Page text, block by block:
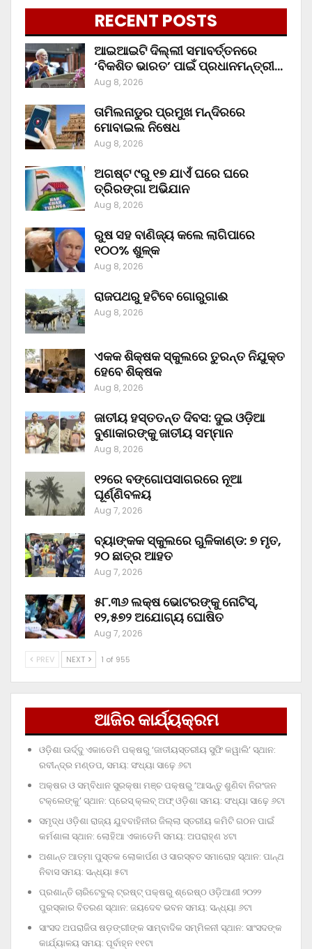
RECENT POSTS
ଆଇଆଇଟି ଦିଲ୍ଲୀ ସମାବର୍ତ୍ତନରେ
‘ବିକଶିତ ଭାରତ’ ପାଇଁ ପ୍ରଧାନମନ୍ତ୍ରୀ…
Aug 8, 2026
ତାମିଲନାଡୁର ପ୍ରମୁଖ ମନ୍ଦିରରେ
ମୋବାଇଲ ନିଷେଧ
Aug 8, 2026
ଅଗଷ୍ଟ ୯ରୁ ୧୭ ଯାଏଁ ଘରେ ଘରେ
ତ୍ରିରଙ୍ଗା ଅଭିଯାନ
Aug 8, 2026
ରୁଷ ସହ ବାଣିଜ୍ୟ କଲେ ଲାଗିପାରେ
୧୦୦% ଶୁଳ୍କ
Aug 8, 2026
ରାଜପଥରୁ ହଟିବେ ଗୋରୁଗାଈ
Aug 8, 2026
ଏକକ ଶିକ୍ଷକ ସ୍କୁଲରେ ତୁରନ୍ତ ନିଯୁକ୍ତ
ହେବେ ଶିକ୍ଷକ
Aug 8, 2026
ଜାତୀୟ ହସ୍ତତନ୍ତ ଦିବସ: ଦୁଇ ଓଡ଼ିଆ
ବୁଣାକାରଙ୍କୁ ଜାତୀୟ ସମ୍ମାନ
Aug 8, 2026
୧୨ରେ ବଙ୍ଗୋପସାଗରରେ ନୂଆ
ଘୂର୍ଣ୍ଣିବଳୟ
Aug 7, 2026
ବ୍ୟାଙ୍କକ ସ୍କୁଲରେ ଗୁଳିକାଣ୍ଡ: ୭ ମୃତ,
୨୦ ଛାତ୍ର ଆହତ
Aug 7, 2026
୫୮.୩୬ ଲକ୍ଷ ଭୋଟରଙ୍କୁ ନୋଟିସ୍‌,
୧୨,୫୭୨ ଅଯୋଗ୍ୟ ଘୋଷିତ
Aug 7, 2026
PREV NEXT 1 of 955
ଆଜିର କାର୍ଯ୍ୟକ୍ରମ
ଓଡ଼ିଶା ଊର୍ଦ୍ଦୁ ଏକାଡେମି ପକ୍ଷରୁ ‘ଜାତୀୟସ୍ତରୀୟ ସୁଫି କୱାଲି’ ସ୍ଥାନ:
ରବୀନ୍ଦ୍ର ମଣ୍ଡପ, ସମୟ: ସଂଧ୍ୟା ସାଢ଼େ ୬ଟା
ଅକ୍ଷର ଓ ସମ୍ବିଧାନ ସୁରକ୍ଷା ମଞ୍ଚ ପକ୍ଷରୁ ‘ଆସନ୍ତୁ ଶୁଣିବା ନିରଂଜନ
ଟକ୍‌ଲେଙ୍କୁ’ ସ୍ଥାନ: ପ୍ରେସ୍‌ କ୍ଲବ୍‌ ଅଫ୍‌ ଓଡ଼ିଶା ସମୟ: ସଂଧ୍ୟା ସାଢ଼େ ୬ଟା
ସମୃଦ୍ଧ ଓଡ଼ିଶା ରାଜ୍ୟ ଯୁବବାହିନୀର ଜିଲ୍ଲା ସ୍ତରୀୟ କମିଟି ଗଠନ ପାଇଁ
କର୍ମଶାଳା ସ୍ଥାନ: ଲୋହିଆ ଏକାଡେମି ସମୟ: ଅପରାହ୍‌ଣ ୪ଟା
ଅଶାନ୍ତ ଆତ୍ମା ପୁସ୍ତକ ଲୋକାର୍ପଣ ଓ ସାରସ୍ବତ ସମାରୋହ ସ୍ଥାନ: ପାନ୍ଥ
ନିବାସ ସମୟ: ସନ୍ଧ୍ୟା ୫ଟା
ପ୍ରଶାନ୍ତି ଚାରିଟେବୁଲ୍‌ ଟ୍ରଷ୍ଟ୍‌ ପକ୍ଷରୁ ଶ୍ରେଷ୍ଠ ଓଡ଼ିଆଣୀ ୨୦୨୨
ପୁରସ୍କାର ବିତରଣ ସ୍ଥାନ: ଜୟଦେବ ଭବନ ସମୟ: ସନ୍ଧ୍ୟା ୬ଟା
ସାଂସଦ ଅପରାଜିତା ଷଡ଼ଙ୍ଗୀଙ୍କ ସାମ୍ବାଦିକ ସମ୍ମିଳନୀ ସ୍ଥାନ: ସାଂସଦଙ୍କ
କାର୍ଯ୍ୟାଳୟ ସମୟ: ପୂର୍ବାହ୍ନ ୧୧ଟା